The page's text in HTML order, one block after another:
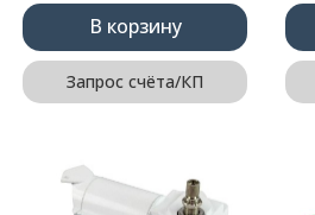
В корзину
Запрос счёта/КП